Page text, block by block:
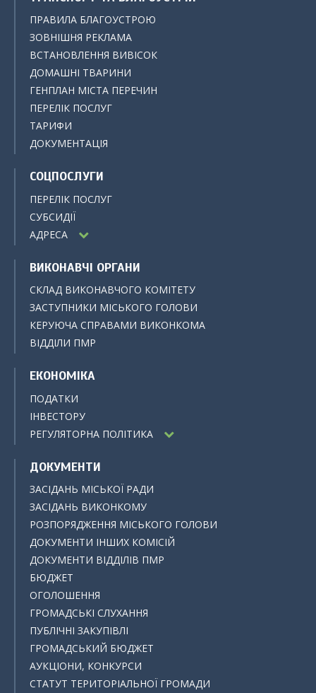
ПРАВИЛА БЛАГОУСТРОЮ
ЗОВНІШНЯ РЕКЛАМА
ВСТАНОВЛЕННЯ ВИВІСОК
ДОМАШНІ ТВАРИНИ
ГЕНПЛАН МІСТА ПЕРЕЧИН
ПЕРЕЛІК ПОСЛУГ
ТАРИФИ
ДОКУМЕНТАЦІЯ
СОЦПОСЛУГИ
ПЕРЕЛІК ПОСЛУГ
СУБСИДІЇ
АДРЕСА
ВИКОНАВЧІ ОРГАНИ
СКЛАД ВИКОНАВЧОГО КОМІТЕТУ
ЗАСТУПНИКИ МІСЬКОГО ГОЛОВИ
КЕРУЮЧА СПРАВАМИ ВИКОНКОМА
ВІДДІЛИ ПМР
ЕКОНОМІКА
ПОДАТКИ
ІНВЕСТОРУ
РЕГУЛЯТОРНА ПОЛІТИКА
ДОКУМЕНТИ
ЗАСІДАНЬ МІСЬКОЇ РАДИ
ЗАСІДАНЬ ВИКОНКОМУ
РОЗПОРЯДЖЕННЯ МІСЬКОГО ГОЛОВИ
ДОКУМЕНТИ ІНШИХ КОМІСІЙ
ДОКУМЕНТИ ВІДДІЛІВ ПМР
БЮДЖЕТ
ОГОЛОШЕННЯ
ГРОМАДСЬКІ СЛУХАННЯ
ПУБЛІЧНІ ЗАКУПІВЛІ
ГРОМАДСЬКИЙ БЮДЖЕТ
АУКЦІОНИ, КОНКУРСИ
СТАТУТ ТЕРИТОРІАЛЬНОЇ ГРОМАДИ